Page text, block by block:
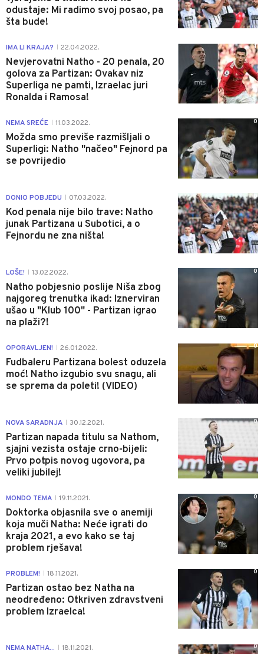
odustaje: Mi radimo svoj posao, pa
šta bude!
IMA LI KRAJA? 22.04.2022.
Nevjerovatni Natho - 20 penala, 20
golova za Partizan: Ovakav niz
Superliga ne pamti, Izraelac juri
Ronalda i Ramosa!
1
NEMA SREĆE 11.03.2022.
Možda smo previše razmišljali o
Superligi: Natho "načeo" Fejnord pa
se povrijedio
0
DONIO POBJEDU 07.03.2022.
Kod penala nije bilo trave: Natho
junak Partizana u Subotici, a o
Fejnordu ne zna ništa!
0
LOŠE! 13.02.2022.
Natho pobjesnio poslije Niša zbog
najgoreg trenutka ikad: Iznerviran
ušao u "Klub 100" - Partizan igrao
na plaži?!
0
OPORAVLJEN! 26.01.2022.
Fudbaleru Partizana bolest oduzela
moć! Natho izgubio svu snagu, ali
se sprema da poleti! (VIDEO)
0
NOVA SARADNJA 30.12.2021.
Partizan napada titulu sa Nathom,
sjajni vezista ostaje crno-bijeli:
Prvo potpis novog ugovora, pa
veliki jubilej!
0
MONDO TEMA 19.11.2021.
Doktorka objasnila sve o anemiji
koja muči Natha: Neće igrati do
kraja 2021, a evo kako se taj
problem rješava!
0
PROBLEM! 18.11.2021.
Partizan ostao bez Natha na
neodređeno: Otkriven zdravstveni
problem Izraelca!
0
NEMA NATHA... 18.11.2021. 0